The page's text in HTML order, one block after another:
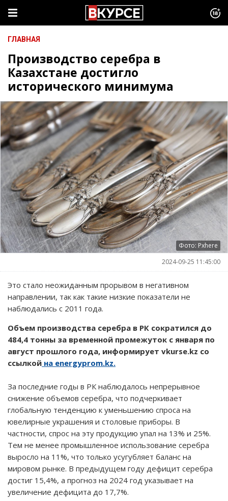
ГЛАВНАЯ
Производство серебра в
Казахстане достигло
исторического минимума
Фото: Pxhere
2024-09-25 11:45:00
Это стало неожиданным прорывом в негативном
направлении, так как такие низкие показатели не
наблюдались с 2011 года.
Объем производства серебра в РК сократился до
484,4 тонны за временной промежуток с января по
август прошлого года, информирует vkurse.kz со
ссылкой на energyprom.kz.
За последние годы в РК наблюдалось непрерывное
снижение объемов серебра, что подчеркивает
глобальную тенденцию к уменьшению спроса на
ювелирные украшения и столовые приборы. В
частности, спрос на эту продукцию упал на 13% и 25%.
Тем не менее промышленное использование серебра
выросло на 11%, что только усугубляет баланс на
мировом рынке. В предыдущем году дефицит серебра
достиг 15,4%, а прогноз на 2024 год указывает на
увеличение дефицита до 17,7%.